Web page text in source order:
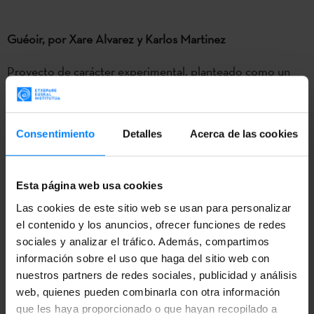
Consentimiento Detalles Acerca de las cookies
Esta página web usa cookies
Las cookies de este sitio web se usan para personalizar
el contenido y los anuncios, ofrecer funciones de redes
sociales y analizar el tráfico. Además, compartimos
información sobre el uso que haga del sitio web con
nuestros partners de redes sociales, publicidad y análisis
web, quienes pueden combinarla con otra información
que les haya proporcionado o que hayan recopilado a
Guéoir, por Xare Alvarez y Karlos Martinez
Proyecto de carácter experimental, planteado como un
análisis de los procesos físicos que están más allá del
control humano. El proyecto se formalizará en una serie
de piezas creadas a partir de materiales no convencionales
en arte (elementos naturales y piezas desmanteladas);
experimentando en torno a sus procesos de
transformación por influencia de factores como la
gravedad, la luz o el clima. El proyecto se materializará en
la región de Lorraine (Francia), lugar del que es originario
el guéoir, elemento que da nombre a la propuesta y que